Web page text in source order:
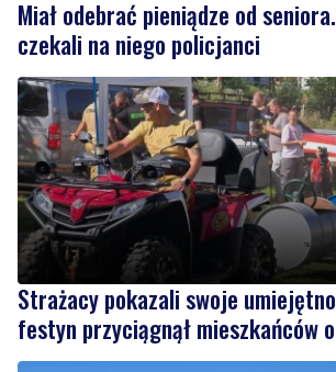
Strażacy pokazali swoje
festyn przyciągnął mieszkańców